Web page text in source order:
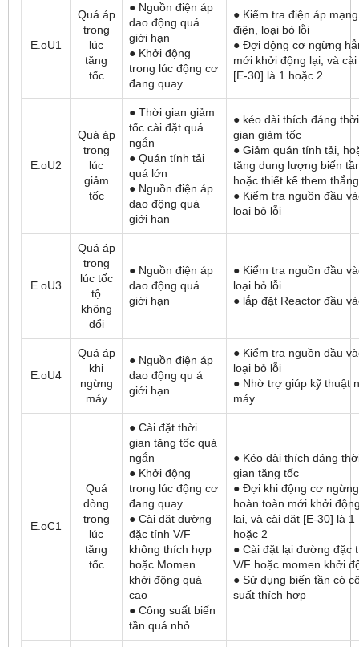
E.oU1
Quá áp
trong
lúc
tăng
tốc
● Nguồn điện áp
dao động quá
giới hạn
● Khởi động
trong lúc động cơ
đang quay
● Kiểm tra điện áp mạng
điện, loại bỏ lỗi
● Đợi động cơ ngừng
mới khởi động lại, và cài
[E-30] là 1 hoặc 2
E.oU2
Quá áp
trong
lúc
giảm
tốc
● Thời gian giảm
tốc cài đặt quá
ngắn
● Quán tính tải
quá lớn
● Nguồn điện áp
dao động quá
giới hạn
● kéo dài thích đáng thời
gian giảm tốc
● Giảm quán tính tải,
tăng dung lượng biến
hoặc thiết kế them thắng
● Kiểm tra nguồn đầu
loại bỏ lỗi
E.oU3
Quá áp
trong
lúc tốc
tộ
không
đổi
● Nguồn điện áp
dao động quá
giới hạn
● Kiểm tra nguồn đầu
loại bỏ lỗi
● lắp đặt Reactor đầu
E.oU4
Quá áp
khi
ngừng
máy
● Nguồn điện áp
dao động qu á
giới hạn
● Kiểm tra nguồn đầu
loại bỏ lỗi
● Nhờ trợ giúp kỹ thuật
máy
E.oC1
Quá
dòng
trong
lúc
tăng
tốc
● Cài đặt thời
gian tăng tốc quá
ngắn
● Khởi động
trong lúc động cơ
đang quay
● Cài đặt đường
đặc tính V/F
không thích hợp
hoặc Momen
khởi động quá
cao
● Công suất biến
tần quá nhỏ
● Kéo dài thích đáng
gian tăng tốc
● Đợi khi động cơ ngừng
hoàn toàn mới khởi
lại, và cài đặt [E-30] là 1
hoặc 2
● Cài đặt lại đường đặc
V/F hoặc momen khởi
● Sử dụng biến tần có
suất thích hợp